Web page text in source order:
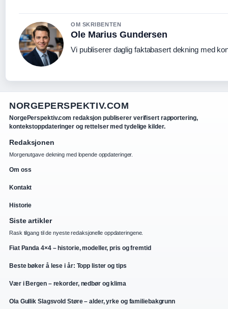
OM SKRIBENTEN
Ole Marius Gundersen
Vi publiserer daglig faktabasert dekning med
NORGEPERSPEKTIV.COM
NorgePerspektiv.com redaksjon publiserer verifisert rapportering,
kontekstoppdateringer og rettelser med tydelige kilder.
Redaksjonen
Morgenutgave dekning med lopende oppdateringer.
Om oss
Kontakt
Historie
Siste artikler
Rask tilgang til de nyeste redaksjonelle oppdateringene.
Fiat Panda 4×4 – historie, modeller, pris og fremtid
Beste bøker å lese i år: Topp lister og tips
Vær i Bergen – rekorder, nedbør og klima
Ola Gullik Slagsvold Støre – alder, yrke og familiebakgrunn